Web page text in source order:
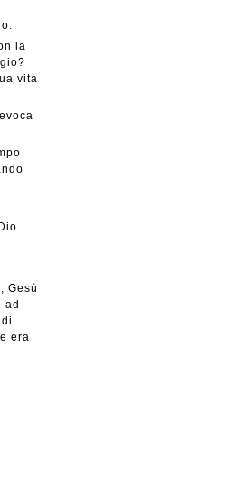
la
vita
Gesù
ad
era